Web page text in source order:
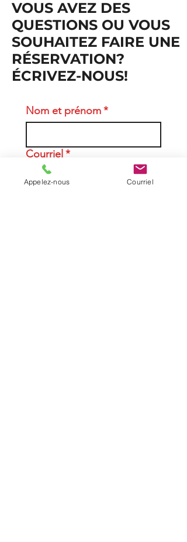
VOUS AVEZ DES
QUESTIONS OU VOUS
SOUHAITEZ FAIRE UNE
RÉSERVATION?
ÉCRIVEZ-NOUS!
Nom et prénom*
Courriel *
Appelez-nous Courriel